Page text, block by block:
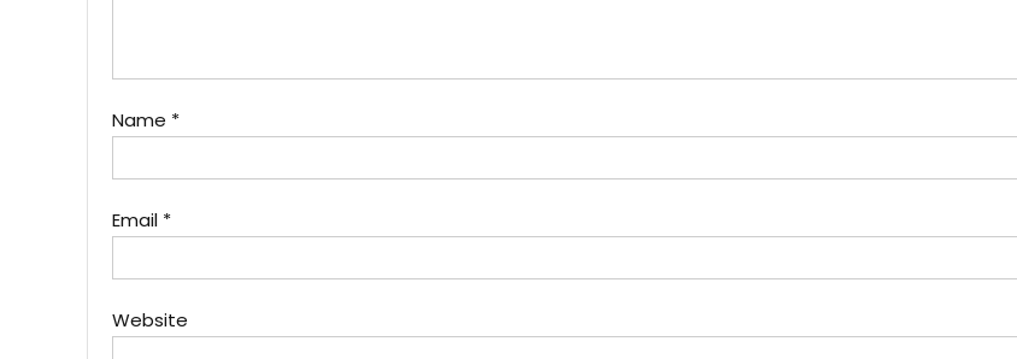
Name *
Email *
Website